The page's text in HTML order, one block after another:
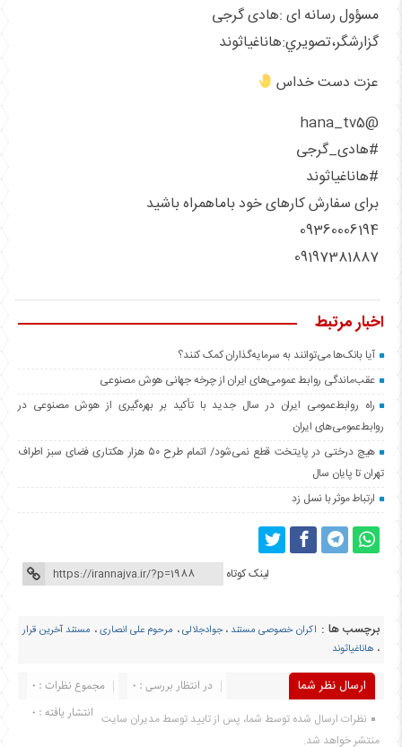
مسؤول رسانه ای :هادی گرجی
گزارشگر،تصويري:هاناغیاثوند
عزت دست خداس
@hana_tv5
#هادی_گرجی
#هاناغیاثوند
برای سفارش کارهای خود باماهمراه باشید
09360006194
09197381887
اخبار مرتبط
آیا بانک‌ها می‌توانند به سرمایه‌گذاران کمک کنند؟
عقب‌ماندگی روابط عمومی‌های ایران از چرخه جهانی هوش مصنوعی
راه روابط‌عمومی ایران در سال جدید با تأکید بر بهره‌گیری از هوش مصنوعی در
روابط‌عمومی‌های ایران
هیچ درختی در پایتخت قطع نمی‌شود/ اتمام طرح ۵۰ هزار هکتاری فضای سبز اطراف
تهران تا پایان سال
ارتباط موثر با نسل زد
لینک کوتاه
برچسب ها : اکران خصوصی مستند ،جوادجلالی، مرحوم علی انصاری، مستند آخرین قرار
، هاناغیاثوند
ارسال نظر شما مجموع نظرات : 0
در انتظار بررسی : 0
انتشار یافته : 0 نظرات ارسال شده توسط شما، پس از تایید توسط مدیران سایت
منتشر خواهد شد.